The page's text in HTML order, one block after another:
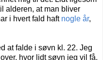
alderen, at man bliver
i hvert fald haft nogle år,
at falde i søvn kl. 22. Jeg
hvor lidt søvn jeg vil få.